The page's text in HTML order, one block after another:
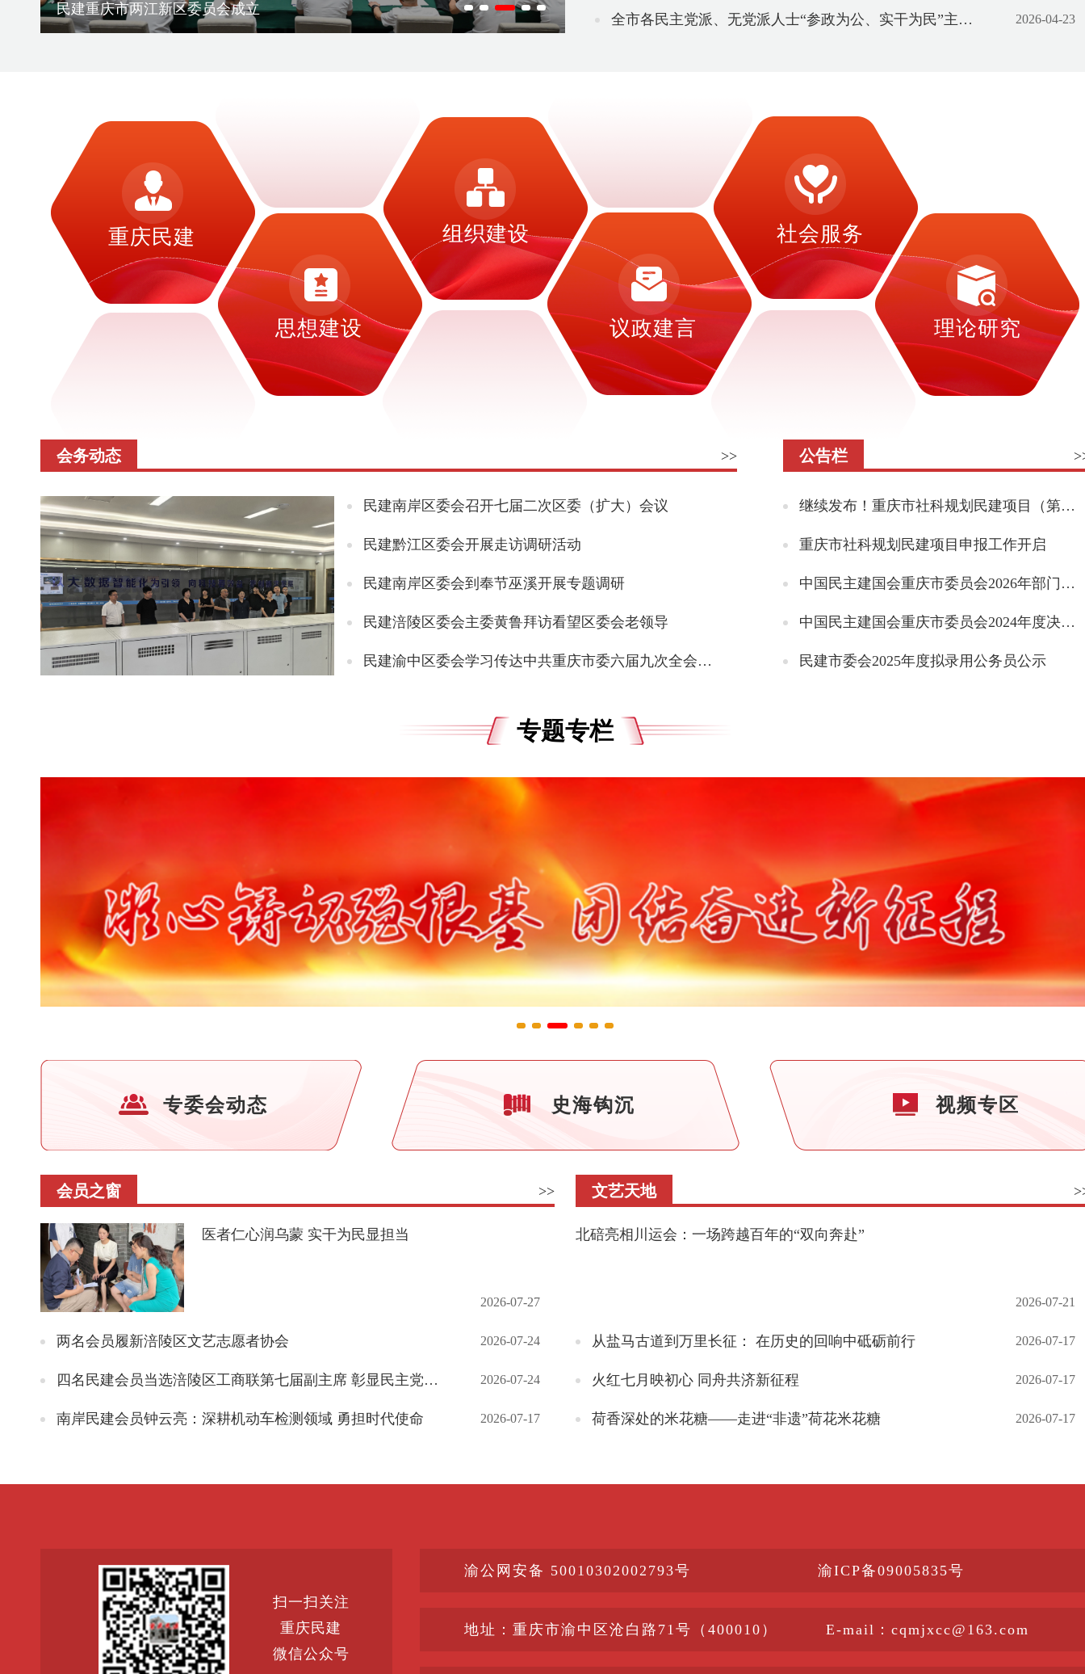
刘伟率课题组赴宁夏调研地方组织会员发展
渝滇民建书画院在昆明举办交流笔会
刘伟赴云南作会史宣讲报告
民建重庆市两江新区委员会成立
刘伟赴宁夏作会史宣讲报告
全市各民主党派、无党派人士“参政为公、实干为民”主题教育部署推进会召开 商奎出席并讲话 2026-04-23
重庆民建
思想建设
组织建设
议政建言
社会服务
理论研究
会务动态 >>
民建南岸区委会召开七届二次区委（扩大）会议
民建黔江区委会开展走访调研活动
民建南岸区委会到奉节巫溪开展专题调研
民建涪陵区委会主委黄鲁拜访看望区委会老领导
民建渝中区委会学习传达中共重庆市委六届九次全会精神
公告栏
继续发布！重庆市社科规划民建项目（第二批）来啦
重庆市社科规划民建项目申报工作开启
中国民主建国会重庆市委员会2026年部门预算情况说明
中国民主建国会重庆市委员会2024年度决算说明
民建市委会2025年度拟录用公务员公示
专题专栏
专委会动态 史海钩沉 视频专区
会员之窗 >>
医者仁心润乌蒙 实干为民显担当
2026-07-27
两名会员履新涪陵区文艺志愿者协会 2026-07-24
四名民建会员当选涪陵区工商联第七届副主席 彰显民主党派服务民营经济担当 2026-07-24
南岸民建会员钟云亮：深耕机动车检测领域 勇担时代使命 2026-07-17
文艺天地
北碚亮相川运会：一场跨越百年的“双向奔赴”
2026-07-21
从盐马古道到万里长征： 在历史的回响中砥砺前行 2026-07-17
火红七月映初心 同舟共济新征程 2026-07-17
荷香深处的米花糖——走进“非遗”荷花米花糖 2026-07-17
扫一扫关注
重庆民建
微信公众号
渝公网安备 50010302002793号 渝ICP备09005835号
地址：重庆市渝中区沧白路71号（400010） E-mail：cqmjxcc@163.com